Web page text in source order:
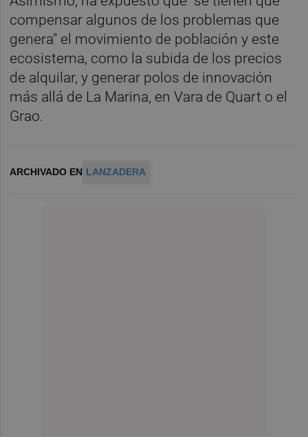
compensar algunos de los problemas que
genera" el movimiento de población y este
ecosistema, como la subida de los precios
de alquilar, y generar polos de innovación
más allá de La Marina, en Vara de Quart o el
Grao.
ARCHIVADO EN LANZADERA